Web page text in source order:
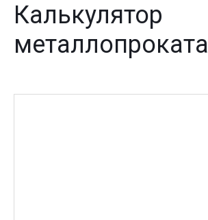
Калькулятор
металлопроката